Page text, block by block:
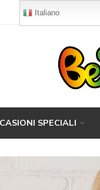
Italiano
SPECIALI